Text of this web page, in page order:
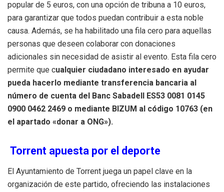
popular de 5 euros, con una opción de tribuna a 10 euros,
para garantizar que todos puedan contribuir a esta noble
causa. Además, se ha habilitado una fila cero para aquellas
personas que deseen colaborar con donaciones
adicionales sin necesidad de asistir al evento. Esta fila cero
permite que cualquier ciudadano interesado en ayudar
pueda hacerlo mediante transferencia bancaria al
número de cuenta del Banc Sabadell ES53 0081 0145
0900 0462 2469 o mediante BIZUM al código 10763 (en
el apartado «donar a ONG»).
Torrent apuesta por el deporte
El Ayuntamiento de Torrent juega un papel clave en la
organización de este partido, ofreciendo las instalaciones